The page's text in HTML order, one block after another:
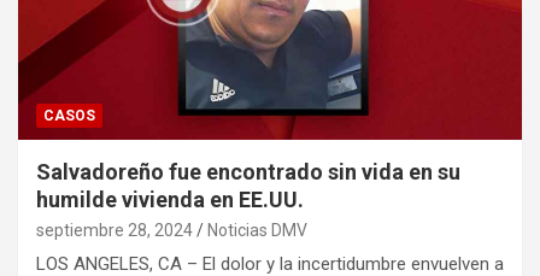
CASOS
Salvadoreño fue encontrado sin vida en su
humilde vivienda en EE.UU.
septiembre 28, 2024 Noticias DMV
LOS ANGELES, CA – El dolor y la incertidumbre envuelven a